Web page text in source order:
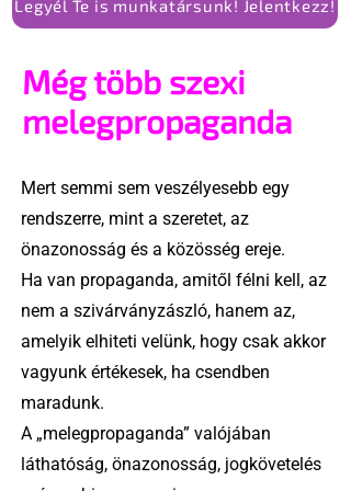
Legyél Te is munkatársunk! Jelentkezz!
Még több szexi
melegpropaganda
Mert semmi sem veszélyesebb egy
rendszerre, mint a szeretet, az
önazonosság és a közösség ereje.
Ha van propaganda, amitől félni kell, az
nem a szivárványzászló, hanem az,
amelyik elhiteti velünk, hogy csak akkor
vagyunk értékesek, ha csendben
maradunk.
A „melegpropaganda” valójában
láthatóság, önazonosság, jogkövetelés